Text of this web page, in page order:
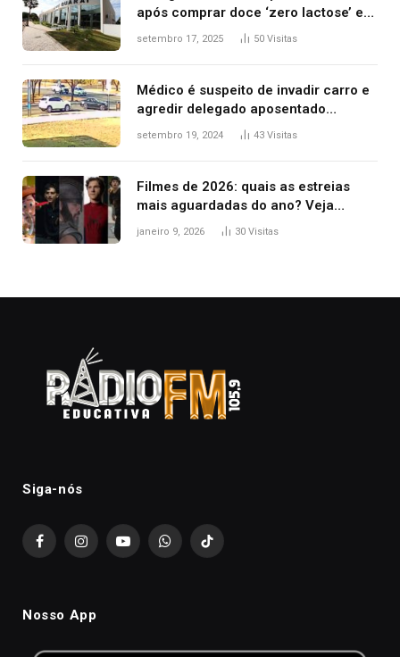
após comprar doce ‘zero lactose’ e
filha ter reação alérgica grave
setembro 17, 2025 50 Visitas
Médico é suspeito de invadir carro e
agredir delegado aposentado
durante confusão no trânsito
setembro 19, 2024 43 Visitas
Filmes de 2026: quais as estreias
mais aguardadas do ano? Veja
principais lançamentos do cinema
janeiro 9, 2026 30 Visitas
Siga-nós
FacebookInstagramYouTubeWhatsAppTikTok
Nosso App